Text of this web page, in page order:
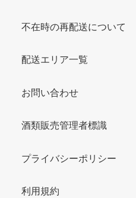
不在時の再配送について
配送エリア一覧
お問い合わせ
酒類販売管理者標識
プライバシーポリシー
利用規約